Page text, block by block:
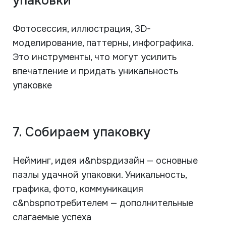
Фотосессия, иллюстрация, 3D-
моделирование, паттерны, инфографика.
Это инструменты, что могут усилить
впечатление и придать уникальность
упаковке
7. Собираем упаковку
Нейминг, идея и&nbspдизайн — основные
пазлы удачной упаковки. Уникальность,
графика, фото, коммуникация
с&nbspпотребителем — дополнительные
слагаемые успеха